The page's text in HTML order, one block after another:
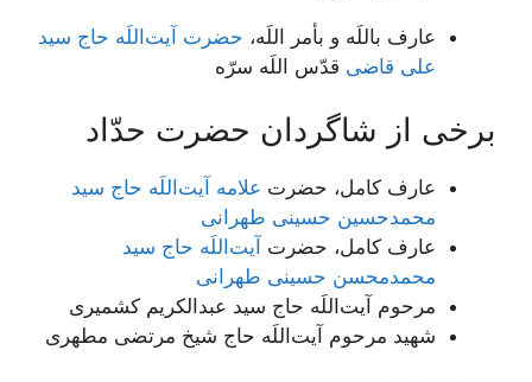
عارف باللَه و بأمر اللَه، حضرت آیت‌اللَه حاج سید
علی قاضی قدّس اللَه سرّه
برخی از شاگردان حضرت حدّاد
عارف کامل، حضرت علامه آیت‌اللَه حاج سید
محمدحسین حسینی طهرانی
عارف کامل، حضرت آیت‌اللَه حاج سید
محمدمحسن حسینی طهرانی
مرحوم آیت‌اللَه حاج سید عبدالکریم کشمیری
شهید مرحوم آیت‌اللَه حاج شیخ مرتضی مطهری